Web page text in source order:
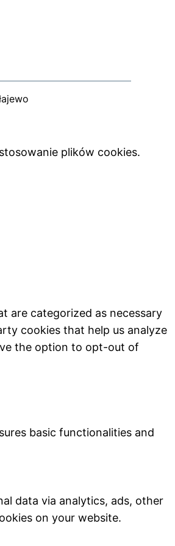
plików cookies.
are categorized as necessary
cookies that help us analyze
the option to opt-out of
basic functionalities and
data via analytics, ads, other
on your website.